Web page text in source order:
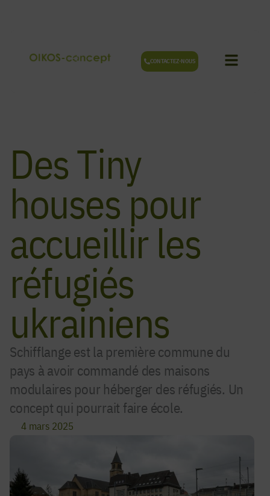
CONTACTEZ-NOUS
Des Tiny
houses pour
accueillir les
réfugiés
ukrainiens
Schifflange est la première commune du
pays à avoir commandé des maisons
modulaires pour héberger des réfugiés. Un
concept qui pourrait faire école.
4 mars 2025